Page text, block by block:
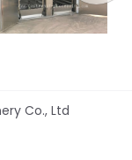
Co., Ltd